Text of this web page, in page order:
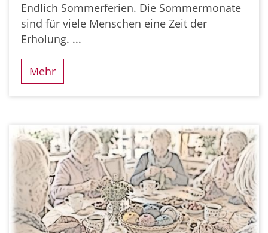
Endlich Sommerferien. Die Sommermonate
sind für viele Menschen eine Zeit der
Erholung. ...
Mehr